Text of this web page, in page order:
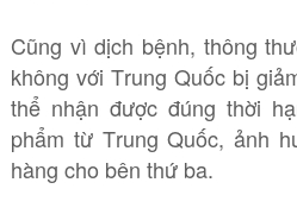
Cũng vì dịch bệnh, thông
không với Trung Quốc bị
thể nhận được đúng thời
phẩm từ Trung Quốc, ảnh
hàng cho bên thứ ba.